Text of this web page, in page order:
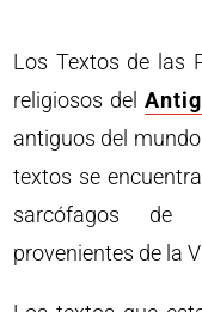
Los Textos de las
religiosos del
antiguos del
textos se
sarcófagos
provenientes de la